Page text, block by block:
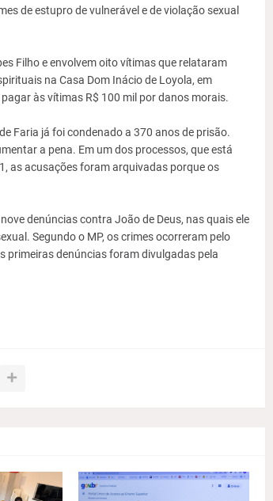
de estupro de vulnerável e de violação sexual
Filho e envolvem oito vítimas que relataram
na Casa Dom Inácio de Loyola, em
às vítimas R$ 100 mil por danos morais.
Faria já foi condenado a 370 anos de prisão.
a pena. Em um dos processos, que está
as acusações foram arquivadas porque os
denúncias contra João de Deus, nas quais ele
Segundo o MP, os crimes ocorreram pelo
primeiras denúncias foram divulgadas pela